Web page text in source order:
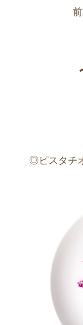
◎ピスタチ